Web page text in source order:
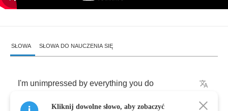
SŁOWA SŁOWA DO NAUCZENIA SIĘ
I'm unimpressed by everything you do
Kliknij dowolne słowo, aby zobaczyć